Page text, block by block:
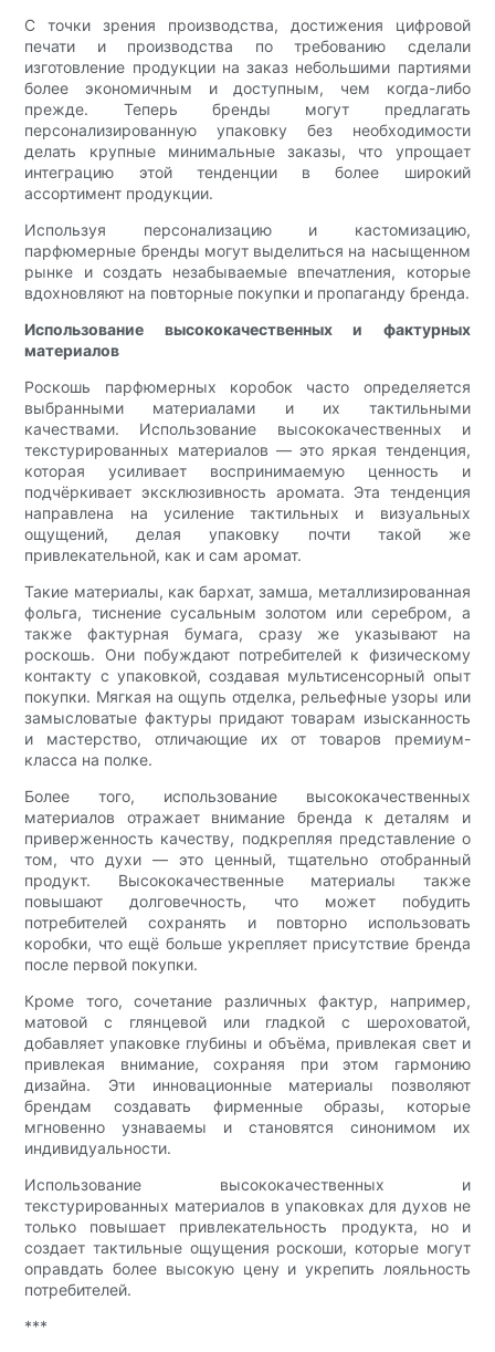
С точки зрения производства, достижения цифровой
печати и производства по требованию сделали
изготовление продукции на заказ небольшими партиями
более экономичным и доступным, чем когда-либо
прежде. Теперь бренды могут предлагать
персонализированную упаковку без необходимости
делать крупные минимальные заказы, что упрощает
интеграцию этой тенденции в более широкий
ассортимент продукции.
Используя персонализацию и кастомизацию,
парфюмерные бренды могут выделиться на насыщенном
рынке и создать незабываемые впечатления, которые
вдохновляют на повторные покупки и пропаганду бренда.
Использование высококачественных и фактурных
материалов
Роскошь парфюмерных коробок часто определяется
выбранными материалами и их тактильными
качествами. Использование высококачественных и
текстурированных материалов — это яркая тенденция,
которая усиливает воспринимаемую ценность и
подчёркивает эксклюзивность аромата. Эта тенденция
направлена ​​на усиление тактильных и визуальных
ощущений, делая упаковку почти такой же
привлекательной, как и сам аромат.
Такие материалы, как бархат, замша, металлизированная
фольга, тиснение сусальным золотом или серебром, а
также фактурная бумага, сразу же указывают на
роскошь. Они побуждают потребителей к физическому
контакту с упаковкой, создавая мультисенсорный опыт
покупки. Мягкая на ощупь отделка, рельефные узоры или
замысловатые фактуры придают товарам изысканность
и мастерство, отличающие их от товаров премиум-
класса на полке.
Более того, использование высококачественных
материалов отражает внимание бренда к деталям и
приверженность качеству, подкрепляя представление о
том, что духи — это ценный, тщательно отобранный
продукт. Высококачественные материалы также
повышают долговечность, что может побудить
потребителей сохранять и повторно использовать
коробки, что ещё больше укрепляет присутствие бренда
после первой покупки.
Кроме того, сочетание различных фактур, например,
матовой с глянцевой или гладкой с шероховатой,
добавляет упаковке глубины и объёма, привлекая свет и
привлекая внимание, сохраняя при этом гармонию
дизайна. Эти инновационные материалы позволяют
брендам создавать фирменные образы, которые
мгновенно узнаваемы и становятся синонимом их
индивидуальности.
Использование высококачественных и
текстурированных материалов в упаковках для духов не
только повышает привлекательность продукта, но и
создает тактильные ощущения роскоши, которые могут
оправдать более высокую цену и укрепить лояльность
потребителей.
***